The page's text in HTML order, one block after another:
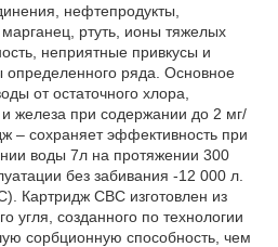
нефтепродукты,
ртуть, ионы тяжелых
неприятные привкусы и
определенного ряда. Основное
от остаточного хлора,
железа при содержании до 2 мг/
– сохраняет эффективность при
воды 7л на протяжении 300
без забивания -12 000 л.
Картридж СВС изготовлен из
угля, созданного по технологии
сорбционную способность, чем